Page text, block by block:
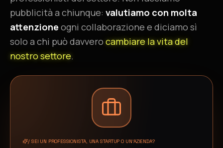
pubblicità a chiunque: valutiamo con molta
attenzione ogni collaborazione e diciamo sì
solo a chi può davvero cambiare la vita del
nostro settore.
/ SEI UN PROFESSIONISTA, UNA STARTUP O UN'AZIENDA?